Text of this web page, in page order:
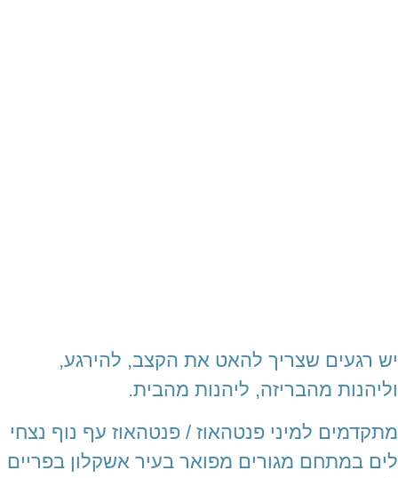
יש רגעים שצריך להאט את הקצב, להירגע,
וליהנות מהבריזה, ליהנות מהבית.
מתקדמים למיני פנטהאוז / פנטהאוז עף נוף נצחי
לים במתחם מגורים מפואר בעיר אשקלון בפריים